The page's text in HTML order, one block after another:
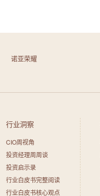
诺亚荣耀
行业洞察
CIO周视角
投资经理周周谈
投资启示录
行业白皮书完整阅读
行业白皮书核心观点